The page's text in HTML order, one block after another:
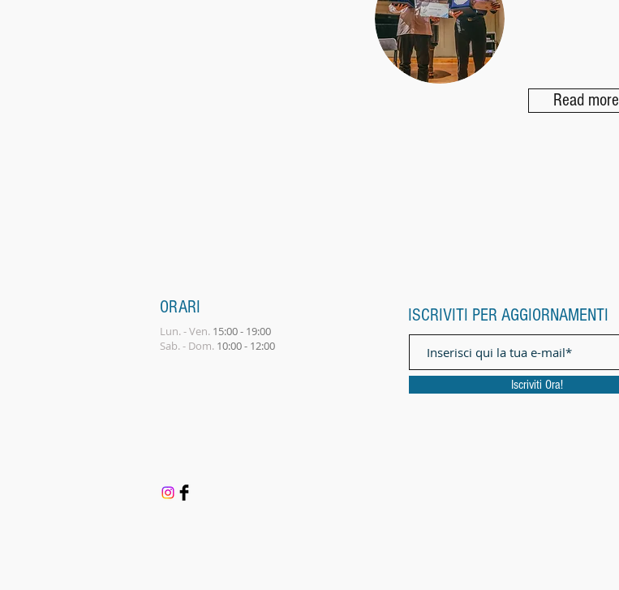
Read more
ORARI
Lun. - Ven. 15:00 - 19:00
Sab. - Dom. 10:00 - 12:00
ISCRIVITI PER AGGIORNAMENTI
Iscriviti Ora!